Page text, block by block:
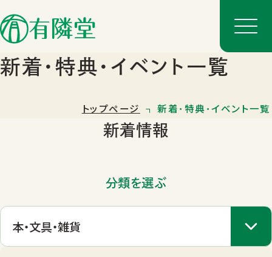
店舗一覧
新着･特典･イベント一覧
トップページ 新着･特典･イベント一覧
新着情報
分類を選ぶ